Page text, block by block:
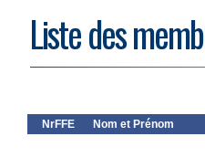
Liste des
NrFFE Nom et Prénom